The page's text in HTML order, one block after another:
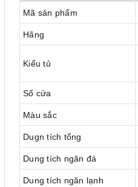
Mã sản phẩm
Hãng
Kiểu tủ
Số cửa
Màu sắc
Dugn tích tổng
Dung tích ngăn đá
Dung tích ngăn lạnh